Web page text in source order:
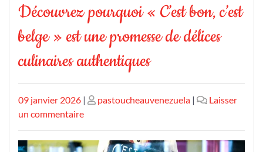
Découvrez pourquoi « C’est bon, c’est
belge » est une promesse de délices
culinaires authentiques
Publié
le
09 janvier 2026 | Publié
pastoucheauvenezuela |
Laisser
un commentairesur
pourquoi